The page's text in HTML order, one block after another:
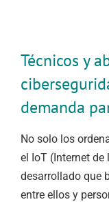
Técnicos y
demanda
No solo los
el IoT (Internet
desarrollado que
entre ellos y